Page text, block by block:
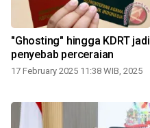
"Ghosting" hingga KDRT jadi
penyebab perceraian
17 February 2025 11:38 WIB, 2025